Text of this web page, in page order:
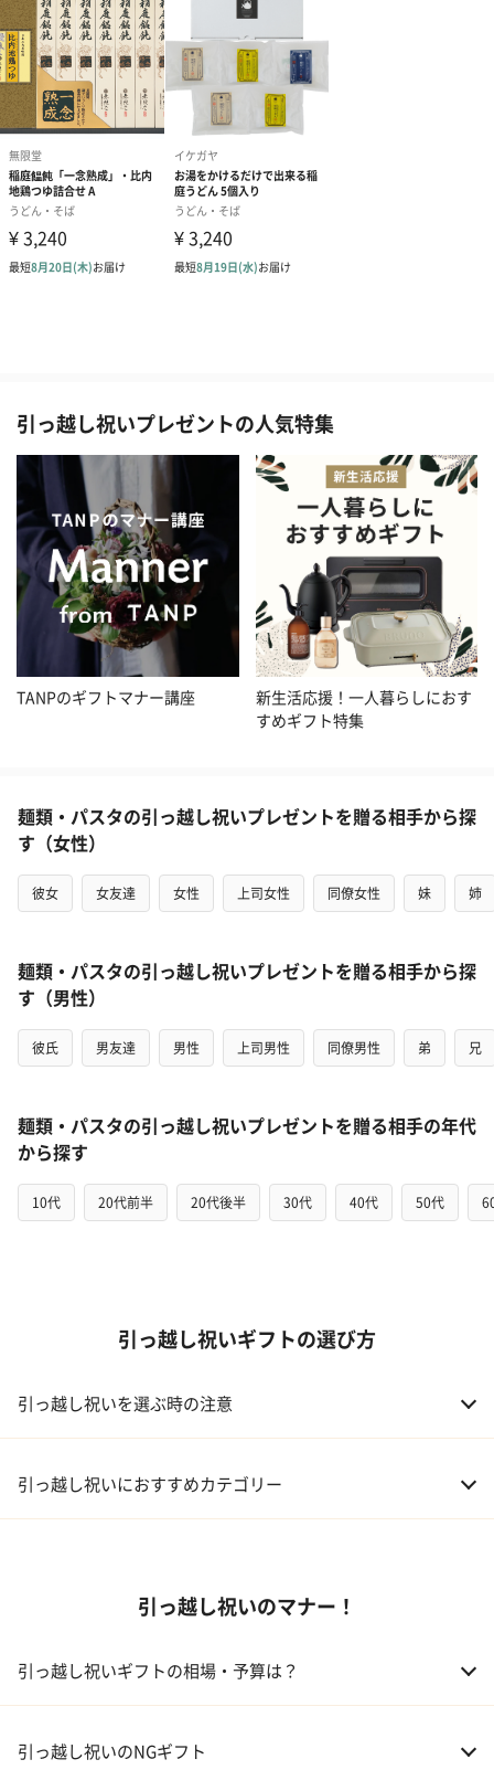
引っ越し祝いプレゼントの人気特集
TANPのギフトマナー講座
新生活応援！一人暮らしにおす
すめギフト特集
麺類・パスタの引っ越し祝いプレゼントを贈る相手から探
す（女性）
彼女 女友達 女性 上司女性 同僚女性 妹 姉
麺類・パスタの引っ越し祝いプレゼントを贈る相手から探
す（男性）
彼氏 男友達 男性 上司男性 同僚男性 弟 兄
麺類・パスタの引っ越し祝いプレゼントを贈る相手の年代
から探す
10代 20代前半 20代後半 30代 40代 50代
引っ越し祝いギフトの選び方
引っ越し祝いを選ぶ時の注意
引っ越し祝いにおすすめカテゴリー
03 スイーツ
引っ越し祝いのマナー！
引っ越し祝いギフトの相場・予算は？
引っ越し祝いのNGギフト